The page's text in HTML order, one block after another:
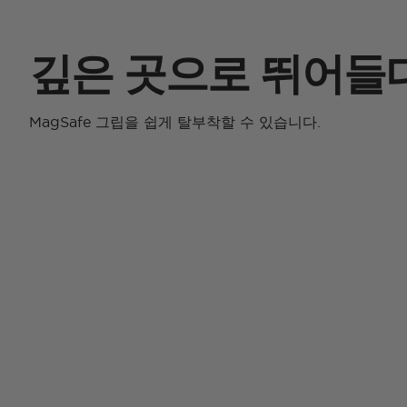
깊은 곳으로 뛰어들
MagSafe 그립을 쉽게 탈부착할 수 있습니다.